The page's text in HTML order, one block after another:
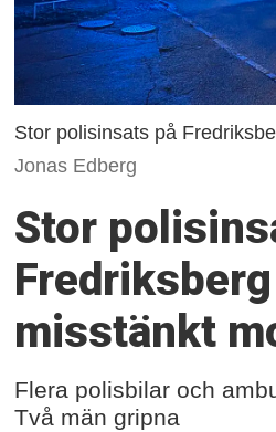
Stor polisinsats på
Jonas Edberg
Stor
misstänkt
Flera polisbilar och
Två män gripna